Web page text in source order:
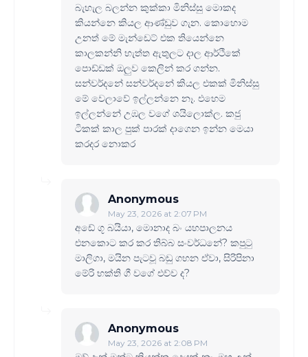
බැහැල බලන්න කුක්කා මිනිස්සු මොකද
කියන්නෙ කියල ආණ්ඩුව ගැන. කොහොම
උනත් මේ මැන්ඩෙට් එක තියෙන්නෙ
කාලකන්නි හැත්ත ඇතුලට දාල ආර්ථිකේ
පොඩ්ඩක් ඔලුව කෙලින් කර ගන්න.
සන්වර්දනේ සන්වර්දනේ කියල එකක් මිනිස්සු
මේ වෙලාවේ ඉල්ලන්නෙ නෑ. එහෙම
ඉල්ලන්නේ උඹල වගේ ශයිලොක්ල. කජු
ටිකක් කාල පුක් පාරක් දාගෙන ඉන්න මෙයා
කරදර නොකර
Anonymous
May 23, 2026 at 2:07 PM
අඩේ ගූ බයියා, මොනාද බං යහපාලනය
එනකොට කර කර තිබ්බ සංවර්ධනේ? කපුටු
මාලිගා, මයින පැටවූ බඩු ගහන ඒවා, සිරිපිනා
මේරි භක්ති ගී වගේ එව්ව ද?
Anonymous
May 23, 2026 at 2:08 PM